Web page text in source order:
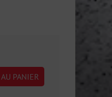
PANIER